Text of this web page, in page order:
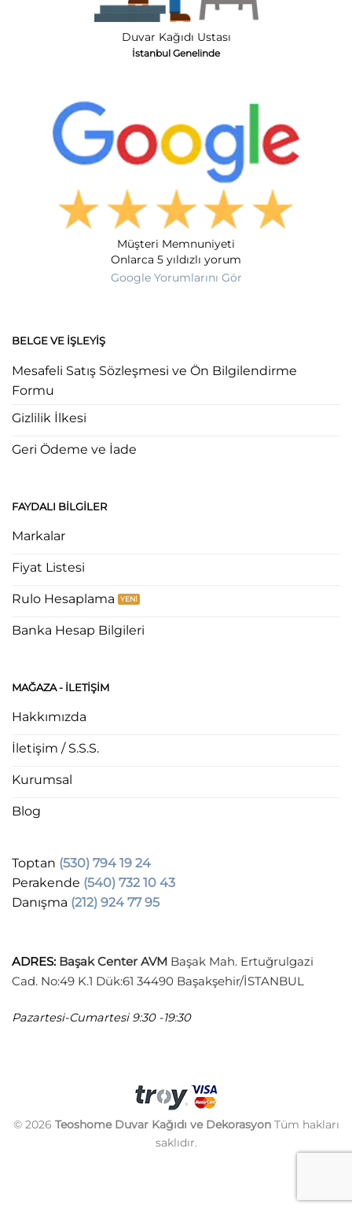
Duvar Kağıdı Ustası
İstanbul Genelinde
Müşteri Memnuniyeti
Onlarca 5 yıldızlı yorum
Google Yorumlarını Gör
BELGE VE İŞLEYIŞ
Mesafeli Satış Sözleşmesi ve Ön Bilgilendirme
Formu
Gizlilik İlkesi
Geri Ödeme ve İade
FAYDALI BILGILER
Markalar
Fiyat Listesi
Rulo Hesaplama
Banka Hesap Bilgileri
MAĞAZA - ILETIŞIM
Hakkımızda
İletişim / S.S.S.
Kurumsal
Blog
Toptan (530) 794 19 24
Perakende (540) 732 10 43
Danışma (212) 924 77 95
ADRES: Başak Center AVM Başak Mah. Ertuğrulgazi
Cad. No:49 K.1 Dük:61 34490 Başakşehir/İSTANBUL
Pazartesi-Cumartesi 9:30 -19:30
© 2026 Teoshome Duvar Kağıdı ve DekorasyonTüm hakları
saklıdır.